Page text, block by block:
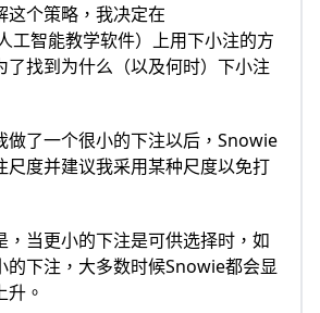
这个策略，我决定在
工智能教学软件）上用下小注的方
找到为什么（以及何时）下小注
做了一个很小的下注以后，Snowie
尺度并建议我采用某种尺度以免打
，当更小的下注是可供选择时，如
的下注，大多数时候Snowie都会显
。